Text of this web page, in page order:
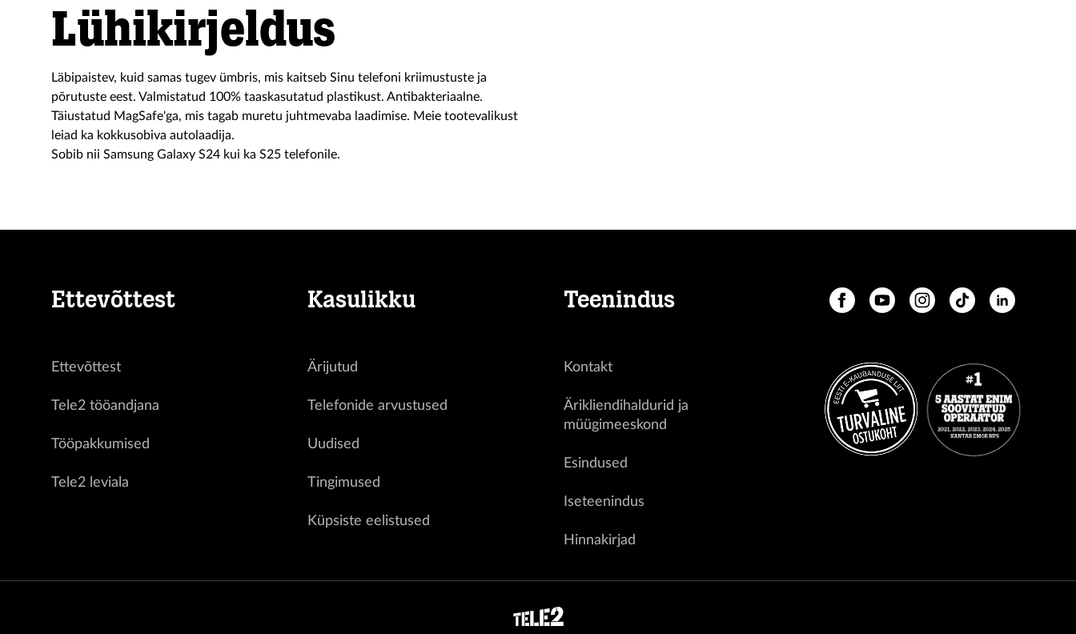
Lühikirjeldus
Läbipaistev, kuid samas tugev ümbris, mis kaitseb Sinu telefoni kriimustuste ja
põrutuste eest. Valmistatud 100% taaskasutatud plastikust. Antibakteriaalne.
Täiustatud MagSafe'ga, mis tagab muretu juhtmevaba laadimise. Meie tootevalikust
leiad ka kokkusobiva autolaadija.
Sobib nii Samsung Galaxy S24 kui ka S25 telefonile.
Ettevõttest
Ettevõttest
Tele2 tööandjana
Tööpakkumised
Tele2 leviala
Kasulikku
Ärijutud
Telefonide arvustused
Uudised
Tingimused
Küpsiste eelistused
Teenindus
Kontakt
Ärikliendihaldurid ja
müügimeeskond
Esindused
Iseteenindus
Hinnakirjad